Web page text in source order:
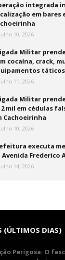
integrada
em bares
Julho 10, 2026
Militar
cocaína, crack,
táticos
Julho 11, 2026
Militar
2 mil em cédulas
Cachoeirinha
Julho 10, 2026
executa
Avenida Frederico
Julho 14, 2026
(ÚLTIMOS DIAS)
Perigosa: O